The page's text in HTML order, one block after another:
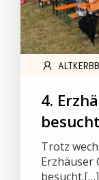
4.
Trotz
Erzhäuser
besucht.[…]